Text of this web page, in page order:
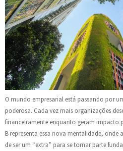
O mundo empresarial está passando por
poderosa. Cada vez mais organizações
financeiramente enquanto geram impacto
B representa essa nova mentalidade, onde
de ser um “extra” para se tornar parte